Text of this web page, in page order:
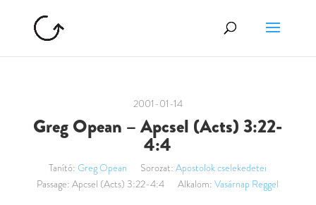
2001-01-14
Greg Opean – Apcsel (Acts) 3:22-
4:4
Tanító: Greg Opean Sorozat: Apostolok cselekedetei
Passage: Apcsel (Acts) 3:22-4:4 Alkalom: Vasárnap Reggel